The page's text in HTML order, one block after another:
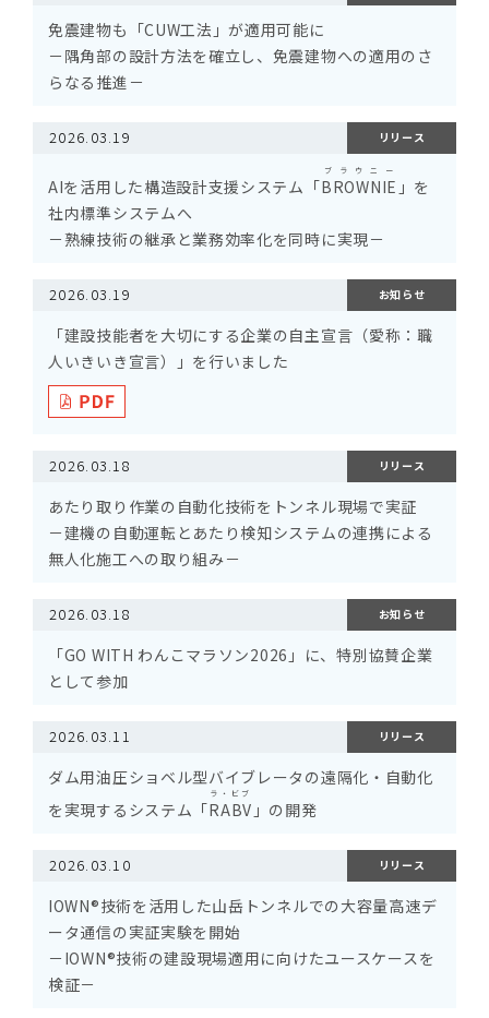
免震建物も「CUW工法」が適用可能に
－隅角部の設計方法を確立し、免震建物への適用のさ
らなる推進－
2026.03.19 リリース
AIを活用した構造設計支援システム「BROWNIE
ブラウニー
」を
社内標準システムへ
－熟練技術の継承と業務効率化を同時に実現－
2026.03.19 お知らせ
「建設技能者を大切にする企業の自主宣言（愛称：職
人いきいき宣言）」を行いました
2026.03.18 リリース
あたり取り作業の自動化技術をトンネル現場で実証
－建機の自動運転とあたり検知システムの連携による
無人化施工への取り組み－
2026.03.18 お知らせ
「GO WITH わんこマラソン2026」に、特別協賛企業
として参加
2026.03.11 リリース
ダム用油圧ショベル型バイブレータの遠隔化・自動化
を実現するシステム「RABV
ラ・ビブ
」の開発
2026.03.10 リリース
IOWN®技術を活用した山岳トンネルでの大容量高速デ
ータ通信の実証実験を開始
－IOWN®技術の建設現場適用に向けたユースケースを
検証－